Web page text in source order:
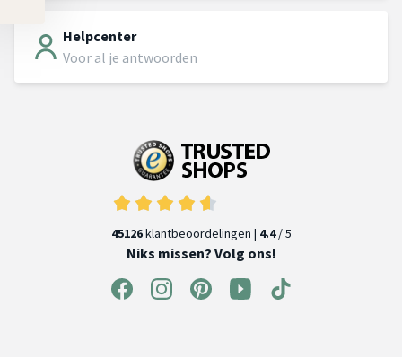
Helpcenter
Voor al je antwoorden
45126klantbeoordelingen | 4.4/ 5
Niks missen? Volg ons!